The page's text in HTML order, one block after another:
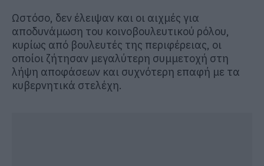
Ωστόσο, δεν έλειψαν και οι αιχμές για
αποδυνάμωση του κοινοβουλευτικού ρόλου,
κυρίως από βουλευτές της περιφέρειας, οι
οποίοι ζήτησαν μεγαλύτερη συμμετοχή στη
λήψη αποφάσεων και συχνότερη επαφή με τα
κυβερνητικά στελέχη.